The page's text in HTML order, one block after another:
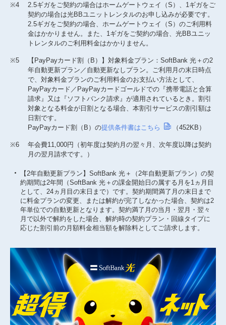
※4
2.5ギガをご契約の場合はホームゲートウェイ（S）、1ギガをご
契約の場合は光BBユニットレンタルのお申し込みが必要です。
2.5ギガをご契約の場合、ホームゲートウェイ（S）のご利用料
金はかかりません。また、1ギガをご契約の場合、光BBユニッ
トレンタルのご利用料金はかかりません。
※5
【PayPayカード割（B）】対象料金プラン：SoftBank 光＋の2
年自動更新プラン／自動更新なしプラン。ご利用月の末日時点
で、対象料金プランのご利用料金のお支払い方法として、
PayPayカード／PayPayカードゴールドでの『携帯電話と合算
請求』又は『ソフトバンク請求』が適用されているとき。割引
対象となる料金が日割となる場合、本割引サービスの割引額は
日割です。
PayPayカード割（B）の提供条件書はこちら （452KB）
※6
年会費11,000円（初年度は契約月の翌々月、次年度以降は契約
月の翌月請求です。）
【2年自動更新プラン】SoftBank 光＋（2年自動更新プラン）の契
約期間は2年間（SoftBank 光＋の課金開始日の属する月を1ヵ月目
として、24ヵ月目の末日まで）です。契約期間満了月の末日まで
に料金プランの変更、または解約が完了しなかった場合、契約は2
年単位での自動更新となります。契約満了月の当月・翌月・翌々
月で以外で解約をした場合、解約時の契約プラン・回線タイプに
応じた割引前の月額料金相当額を解除料としてご請求します。